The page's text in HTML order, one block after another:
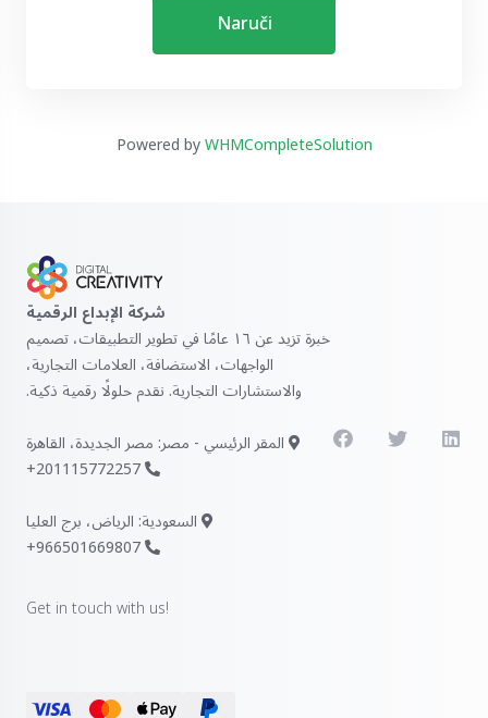
Naruči
Powered byWHMCompleteSolution
شركة الإبداع الرقمية
خبرة تزيد عن ١٦ عامًا في تطوير التطبيقات، تصميم
الواجهات، الاستضافة، العلامات التجارية،
والاستشارات التجارية. نقدم حلولًا رقمية ذكية.
المقر الرئيسي - مصر: مصر الجديدة، القاهرة
السعودية: الرياض، برج العليا
Get in touch with us!